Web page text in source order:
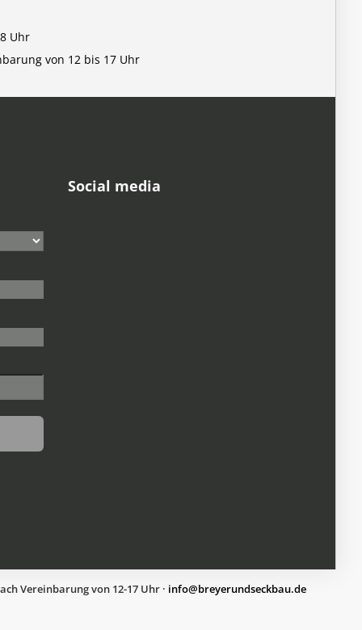
Uhr
von 12 bis 17 Uhr
Social media
Vereinbarung von 12-17 Uhr · ed.uabkcesdnureyerb@ofni